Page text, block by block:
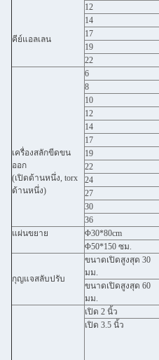
คีย์แอลเลน
12
14
17
19
22
เครื่องสลักขีดขน
ออก
(เปิดด้านหนึ่ง, torx
ด้านหนึ่ง)
6
8
10
12
14
17
19
22
24
27
30
36
แผ่นขยาย
Φ30*80cm
Φ50*150 ซม.
กุญแจสลับปรับ
ขนาดเปิดสูงสุด 30
มม.
ขนาดเปิดสูงสุด 60
มม.
เปิด 2 นิ้ว
เปิด 3.5 นิ้ว